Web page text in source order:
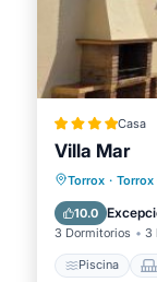
Casa
Villa Mar
Torrox · Torrox
10.0
3 Dormitorios 3
Piscina